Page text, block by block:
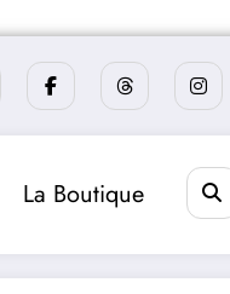
La Boutique